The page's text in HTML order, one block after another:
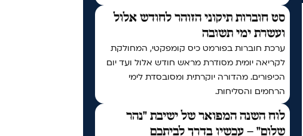
סט חוברות תיקוני הזוהר לחודש אלול
ועשרת ימי תשובה
ערכת חוברות בפורמט כיס קומפקטי, המחולקת
לקריאה יומית מסודרת מראש חודש אלול ועד יום
הכיפורים. מהדורה יוקרתית ומסובסדת לימי
הרחמים והסליחות.
לוח השנה המפואר של ישיבת "נהר
שלום" – עכשיו בדרך לביתכם